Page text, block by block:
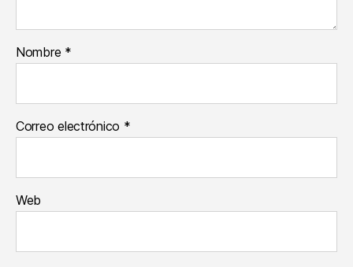
Nombre *
Correo electrónico *
Web